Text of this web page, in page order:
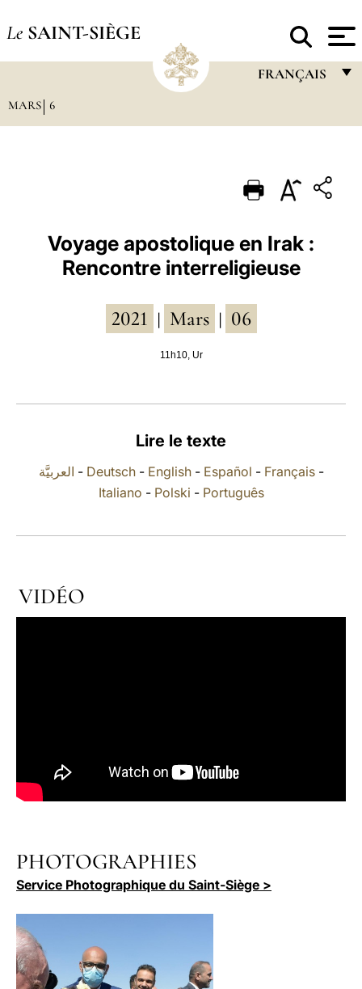
Le SAINT-SIÈGE
FRANÇAIS
PORTUGUÊS
ESPAÑOL
DEUTSCH
MARS 6
Voyage apostolique en Irak :
Rencontre interreligieuse
2021 Mars 06
11h10, Ur
Lire le texte
العربيَّة - Deutsch- English- Español - Français-
Italiano - Polski - Português
VIDÉO
PHOTOGRAPHIES
Service Photographique du Saint-Siège >